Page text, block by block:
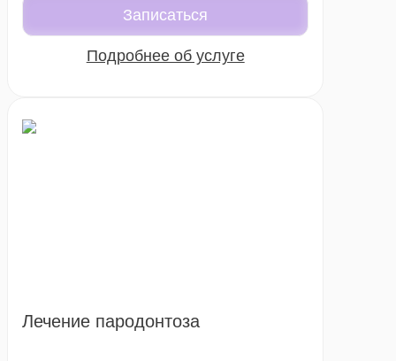
сочетает высокую прочность,
естественную прозрачность и
долговечность. В эстетической
стоматологии такие конструкции считаются
Записаться
Подробнее об услуге
Лечение пародонтоза